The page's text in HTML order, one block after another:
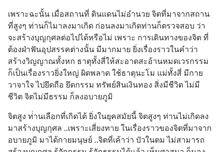
เพราะฉะนั้น เมื่อสถานที่ ดินแดนไม่อำนวย จิตที่มาจากสถาน
ที่สูงๆ ท่านก็ไมาลงมาเกิด ก่อนลงมาเกิดท่านก็ตรวจสอบ ว่า
จะสร้างบุญกุศลต่อไปได้หรือไม่ เพราะ การเดินทางของจิต ที่
ต้องฝ่าฟันอุปสรรคต่างนั้น มีมากมาย ยิ่งเรื่องราวในคำว่า
สร้างวิญญาณทั้งหก ธาตุทั้งสี่ให้สะอาดสะอ้านหมดเวรกรรม
ก็เป็นเรื่องราวยิ่งใหญ่ ผิดพลาด ใช้ธาตุนะโม แม่ทั้งสี่ มีกาย
วาจาใจ ไปยึดถือ ยึดกรรม ทรัพย์สินเงินทอง สิ่งมีชีวิต ไม่มี
ชีวิต จิตไม่มีธรรม ก็ลงอบายภูมิ
จิตสูง ท่่านเลือกที่เกิดได้ ยิ่งในยุคสมัยนี้ จิตสูงๆ ท่านไม่เกิดลง
มาสร้างบุญกุศล ..เพราะเสี่ยงทาย ในเรื่องราวของจิตที่มาจาก
อบายภูมิ มาได้กายมนุษย์ ..จิตที่เค้าว่า บัวในตม ไม่สามารถ